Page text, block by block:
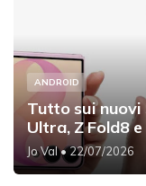
ANDROID
Tutto sui nuovi
Ultra, Z Fold8
Jo Val• 22/07/2026